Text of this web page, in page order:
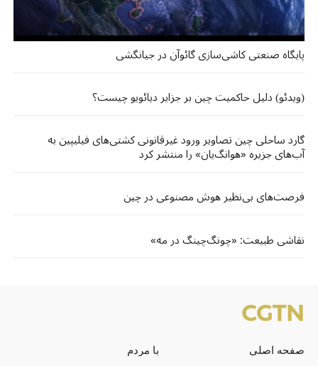
پایگاه صنعتی کاشی‌سازی گائوآن در جیانگشی
(ویدئو) دلیل حاکمیت چین بر جزایر دیائویو چیست؟
گارد ساحلی چین تصاویر ورود غیرقانونی کشتی‌های فیلیپین به
آب‌های جزیره‌ «هوانگ‌یان» را منتشر کرد
فرصت‌های بی‌نظیر هوش مصنوعی در چین
نقاشی طبیعت: «چونگ‌چینگ در مه»
صفحه اصلی
با مردم